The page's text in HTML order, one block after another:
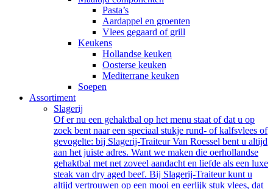
Pasta’s
Aardappel en groenten
Vlees gegaard of grill
Keukens
Hollandse keuken
Oosterse keuken
Mediterrane keuken
Soepen
Assortiment
Slagerij
Of er nu een gehaktbal op het menu staat of dat u op
zoek bent naar een speciaal stukje rund- of kalfsvlees of
gevogelte: bij Slagerij-Traiteur Van Roessel bent u altijd
aan het juiste adres. Want we maken die oerhollandse
gehaktbal met net zoveel aandacht en liefde als een luxe
steak van dry aged beef. Bij Slagerij-Traiteur kunt u
altijd vertrouwen op een mooi en eerlijk stuk vlees, dat